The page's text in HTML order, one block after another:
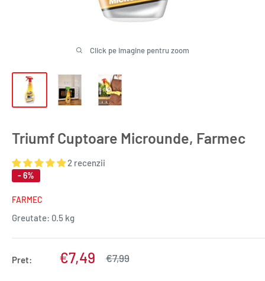
Click pe imagine pentru zoom
Triumf Cuptoare Microunde, Farmec
2 recenzii
- 6%
FARMEC
Greutate: 0.5 kg
Pret:
Pret
€7,49
Pret
€7,99